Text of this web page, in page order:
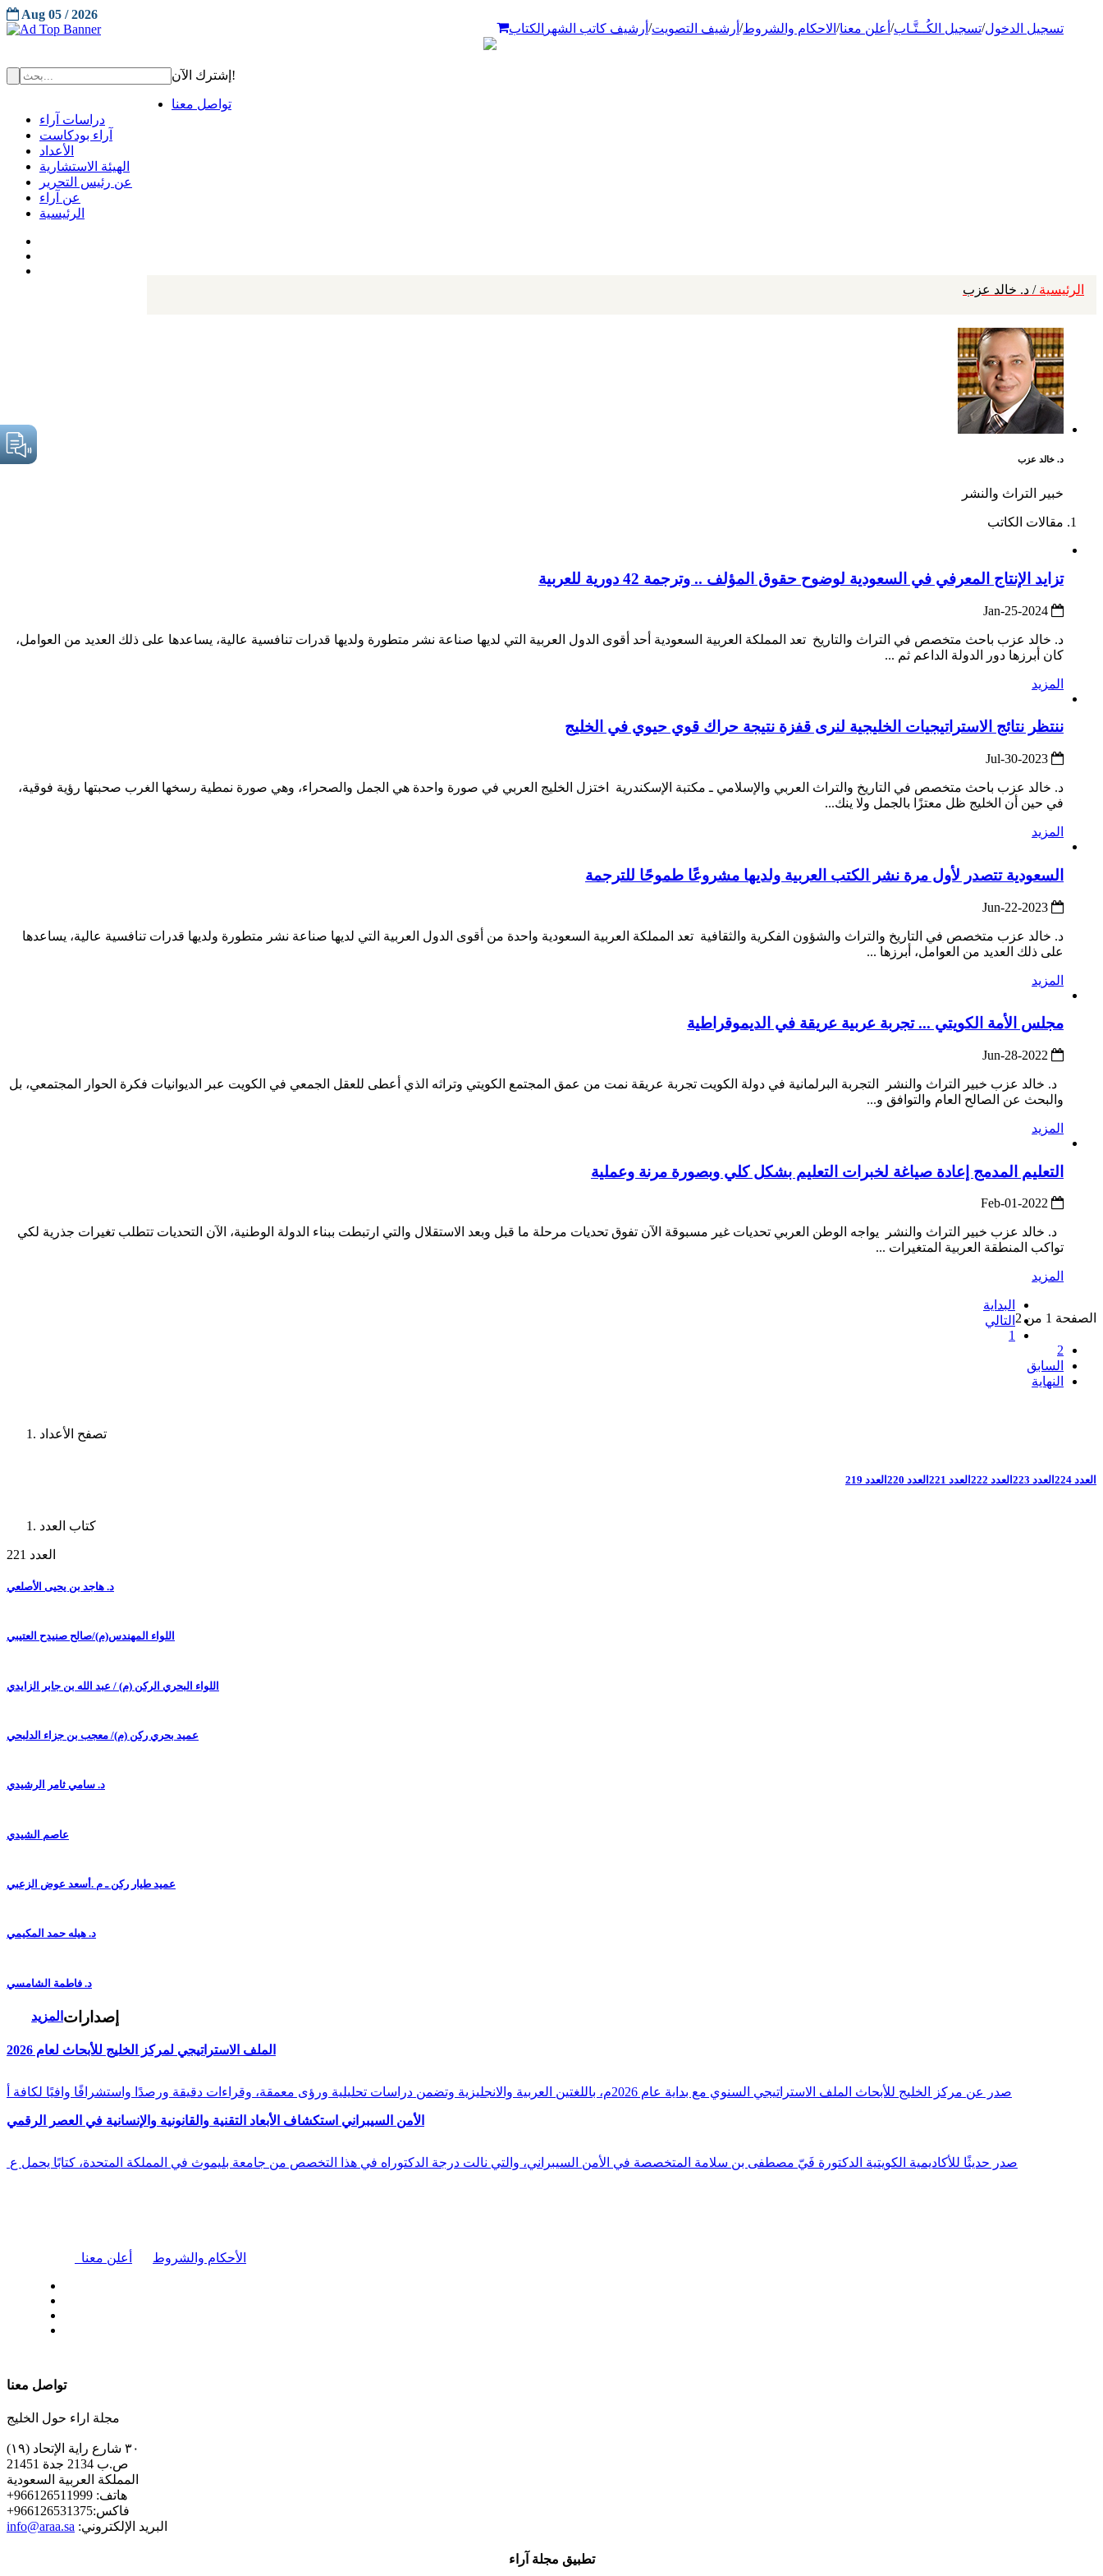
تسجيل الدخول/تسجيل الكُــتَّـاب/ أعلن معنا/ الاحكام والشروط/ أرشيف التصويت/ أرشيف كاتب الشهر الكتاب
Aug 05 / 2026
إشترك الآن!
تواصل معنا
دراسات آراء
آراء بودكاست
الأعداد
الهيئة الاستشارية
عن رئيس التحرير
عن آراء
الرئيسية
الرئيسية / د. خالد عزب
د. خالد عزب
خبير التراث والنشر
مقالات الكاتب
تزايد الإنتاج المعرفي في السعودية لوضوح حقوق المؤلف .. وترجمة 42 دورية للعربية
د. خالد عزب باحث متخصص في التراث والتاريخ تعد المملكة العربية السعودية أحد أقوى الدول العربية التي لديها صناعة نشر متطورة ولديها قدرات تنافسية عالية، يساعدها على ذلك العديد من العوامل،
كان أبرزها دور الدولة الداعم ثم ...
المزيد
ننتظر نتائج الاستراتيجيات الخليجية لنرى قفزة نتيجة حراك قوي حيوي في الخليج
د. خالد عزب باحث متخصص في التاريخ والتراث العربي والإسلامي ـ مكتبة الإسكندرية اختزل الخليج العربي في صورة واحدة هي الجمل والصحراء، وهي صورة نمطية رسخها الغرب صحبتها رؤية فوقية،
في حين أن الخليج ظل معتزًا بالجمل ولا ينك...
المزيد
السعودية تتصدر لأول مرة نشر الكتب العربية ولديها مشروعًا طموحًا للترجمة
د. خالد عزب متخصص في التاريخ والتراث والشؤون الفكرية والثقافية تعد المملكة العربية السعودية واحدة من أقوى الدول العربية التي لديها صناعة نشر متطورة ولديها قدرات تنافسية عالية، يساعدها
على ذلك العديد من العوامل، أبرزها ...
المزيد
مجلس الأمة الكويتي ... تجربة عربية عريقة في الديموقراطية
د. خالد عزب خبير التراث والنشر التجربة البرلمانية في دولة الكويت تجربة عريقة نمت من عمق المجتمع الكويتي وتراثه الذي أعطى للعقل الجمعي في الكويت عبر الديوانيات فكرة الحوار المجتمعي، بل
والبحث عن الصالح العام والتوافق و...
المزيد
التعليم المدمج إعادة صياغة لخبرات التعليم بشكل كلي وبصورة مرنة وعملية
د. خالد عزب خبير التراث والنشر يواجه الوطن العربي تحديات غير مسبوقة الآن تفوق تحديات مرحلة ما قبل وبعد الاستقلال والتي ارتبطت ببناء الدولة الوطنية، الآن التحديات تتطلب تغيرات جذرية لكي
تواكب المنطقة العربية المتغيرات ...
المزيد
الصفحة 1 من 2
البداية
التالي
1
2
السابق
النهاية
تصفح الأعداد
العدد 224 العدد 223 العدد 222 العدد 221 العدد 220 العدد 219
كتاب العدد
العدد 221
د. هاجد بن يحيى الأصلعي
اللواء المهندس(م)/صالح صنيدح العتيبي
اللواء البحري الركن (م) / عبد الله بن جابر الزايدي
عميد بحري ركن (م)/ معجب بن جزاء الدلبحي
د. سامي ثامر الرشيدي
عاصم الشيدي
عميد طيار ركن ـ م .أسعد عوض الزعبي
د. هيله حمد المكيمي
د. فاطمة الشامسي
المزيد إصدارات
الملف الاستراتيجي لمركز الخليج للأبحاث لعام 2026
صدر عن مركز الخليج للأبحاث الملف الاستراتيجي السنوي مع بداية عام 2026م، باللغتين العربية والانجليزية وتضمن دراسات تحليلية ورؤى معمقة، وقراءات دقيقة ورصدًا واستشرافًا وافيًا لكافة أ
الأمن السيبراني استكشاف الأبعاد التقنية والقانونية والإنسانية في العصر الرقمي
صدر حديثًا للأكاديمية الكويتية الدكتورة فَيّ مصطفى بن سلامة المتخصصة في الأمن السيبراني، والتي نالت درجة الدكتوراه في هذا التخصص من جامعة بليموث في المملكة المتحدة، كتابًا يحمل ع
أعلن معنا الأحكام والشروط
تواصل معنا
مجلة اراء حول الخليج
٣٠ شارع راية الإتحاد (١٩)
ص.ب 2134 جدة 21451
المملكة العربية السعودية
+هاتف: 966126511999
+فاكس:966126531375
info@araa.sa :البريد الإلكتروني
تطبيق مجلة آراء